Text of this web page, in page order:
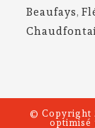
Beaufays,
© Copyright
optimisé